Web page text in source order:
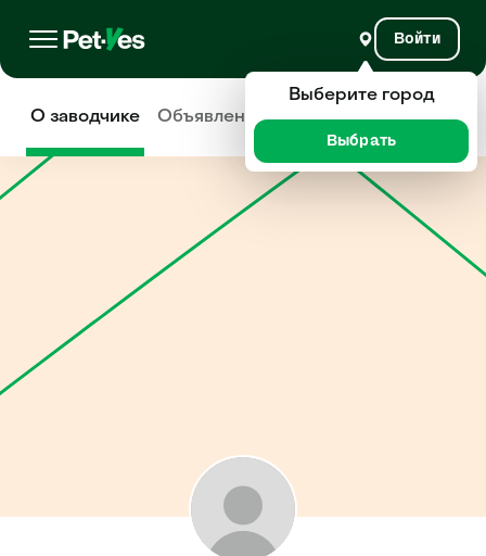
Войти
О заводчике Объявления Отзывы
Выберите город
Выбрать